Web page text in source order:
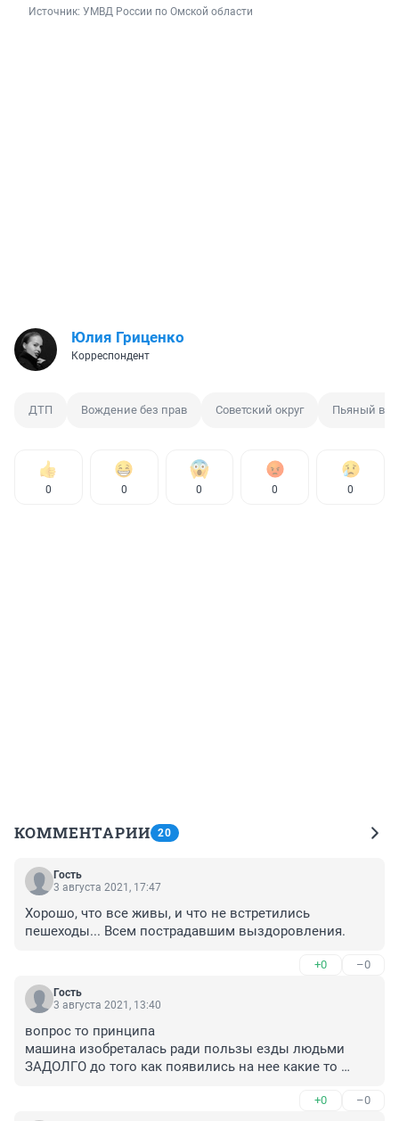
Источник: УМВД России по Омской области
Юлия Гриценко
Корреспондент
ДТП Вождение без прав Советский округ Пьяный
0 0 0 0 0
КОММЕНТАРИИ 20
Гость
3 августа 2021, 17:47
Хорошо, что все живы, и что не встретились
пешеходы... Всем пострадавшим выздоровления.
+0 –0
Гость
3 августа 2021, 13:40
вопрос то принципа
машина изобреталась ради пользы езды людьми
ЗАДОЛГО до того как появились на нее какие то
+0 –0